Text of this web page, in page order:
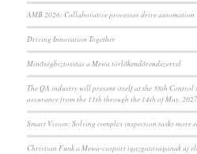
AMB 2026: Collaborative processes drive automation
Driving Innovation Together
Minőségbiztosítás a Mewa törlőkendőrendszerrel
The QA industry will present itself at the 38th
assurance from the 11th through the 14th of May, 2027
Smart Vision: Solving complex inspection tasks more
Christian Funk a Mewa-csoport igazgatóságának új